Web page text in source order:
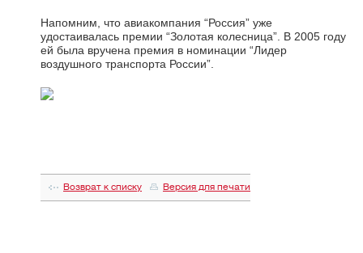
Напомним, что авиакомпания “Россия” уже
удостаивалась премии “Золотая колесница”. В 2005 году
ей была вручена премия в номинации “Лидер
воздушного транспорта России”.
Возврат к списку Версия для печати